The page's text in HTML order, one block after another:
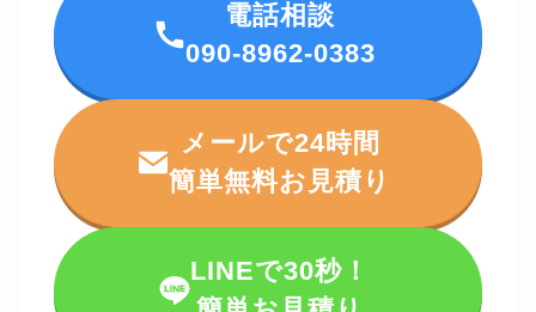
電話相談
090-8962-0383
メールで24時間
簡単無料お見積り
LINEで30秒！